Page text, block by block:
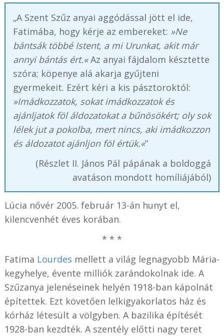
„A Szent Szűz anyai aggódással jött el ide,
Fatimába, hogy kérje az embereket: »Ne
bántsák többé Istent, a mi Urunkat, akit már
annyi bántás ért.«Az anyai fájdalom késztette
szóra; köpenye alá akarja gyűjteni
gyermekeit. Ezért kéri a kis pásztoroktól:
»Imádkozzatok, sokat imádkozzatok és
ajánljatok föl áldozatokat a bűnösökért; oly sok
lélek jut a pokolba, mert nincs, aki imádkozzon
és áldozatot ajánljon föl értük.«”
(Részlet II. János Pál pápának a boldoggá
avatáson mondott homíliájából)
Lúcia nővér 2005. február 13-án hunyt el,
kilencvenhét éves korában.
* * *
Fatima Lourdes mellett a világ legnagyobb Mária-
kegyhelye, évente milliók zarándokolnak ide. A
Szűzanya jelenéseinek helyén 1918-ban kápolnát
építettek. Ezt követően lelkigyakorlatos ház és
kórház létesült a völgyben. A bazilika építését
1928-ban kezdték. A szentély előtti nagy teret